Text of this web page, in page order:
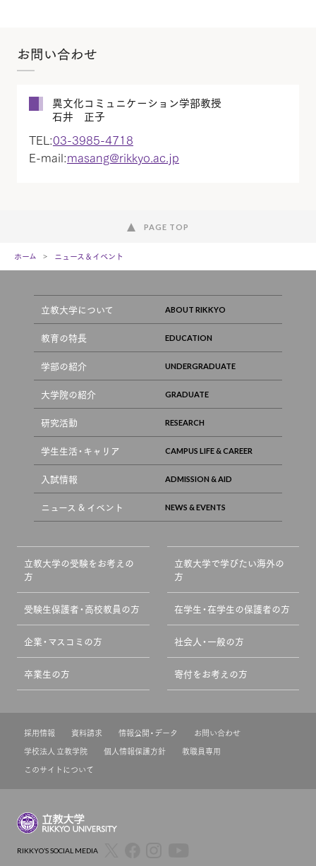
お問い合わせ
異文化コミュニケーション学部教授
石井 正子
TEL:03-3985-4718
E-mail:masang@rikkyo.ac.jp
PAGE TOP
ホーム ニュース＆イベント
立教大学について
教育の特長
学部の紹介
大学院の紹介
研究活動
学生生活・キャリア
入試情報
ニュース & イベント
立教大学の受験をお考えの
方
立教大学で学びたい海外の
方
受験生保護者・高校教員の方 在学生・在学生の保護者の方
企業・マスコミの方 社会人・一般の方
卒業生の方 寄付をお考えの方
採用情報 資料請求 情報公開・データ
お問い合わせ
学校法人 立教学院
個人情報保護方針
教職員専用
このサイトについて
RIKKYO’S SOCIAL MEDIA